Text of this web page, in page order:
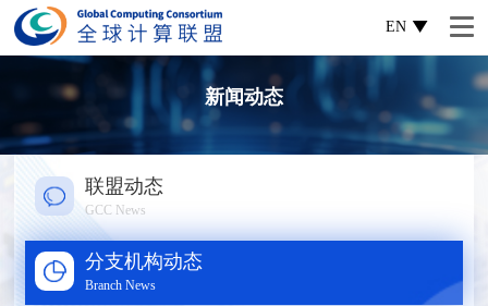
EN
新闻动态
联盟动态
GCC News
分支机构动态
Branch News